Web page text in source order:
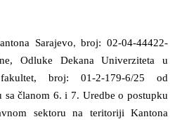
Sarajevo, broj: 02-04-44422-
Odluke DekanaUniverziteta u
broj: 01-2-179-6/25 od
sa članom 6. i 7. Uredbe o postupku
sektoru na teritoriji Kantona